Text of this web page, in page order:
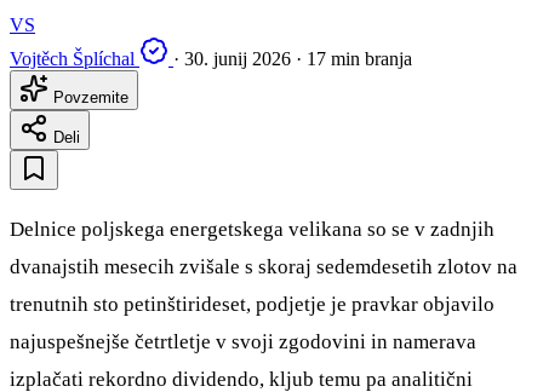
VS
Vojtěch Šplíchal
· 30. junij 2026 · 17 min branja
Povzemite
Deli
Delnice poljskega energetskega velikana so se v zadnjih
dvanajstih mesecih zvišale s skoraj sedemdesetih zlotov na
trenutnih sto petinštirideset, podjetje je pravkar objavilo
najuspešnejše četrtletje v svoji zgodovini in namerava
izplačati rekordno dividendo, kljub temu pa analitični